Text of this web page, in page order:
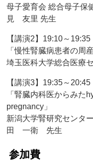
母子愛育会 総合母子
見 友里 先生
【講演2】19:10～19:35
「慢性腎臓病患者の周
埼玉医科大学総合医
【講演3】19:35～
「腎臓内科医からみた
pregnancy」
新潟大学腎研究センタ
田 一衛 先生
参加費